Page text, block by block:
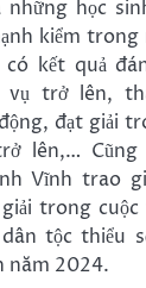
học
kiểm trong
kết quả
vụ trở lên,
đạt giải
lên,…
Vĩnh trao
trong
tộc thiểu
năm 2024.